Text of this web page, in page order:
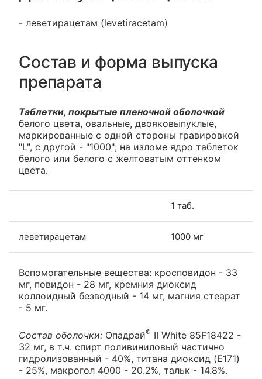
- леветирацетам (levetiracetam)
Состав и форма выпуска
препарата
Таблетки, покрытые пленочной оболочкой
белого цвета, овальные, двояковыпуклые,
маркированные с одной стороны гравировкой
"L", с другой - "1000"; на изломе ядро таблеток
белого или белого с желтоватым оттенком
цвета.
1 таб.
леветирацетам 1000 мг
Вспомогательные вещества: кросповидон - 33
мг, повидон - 28 мг, кремния диоксид
коллоидный безводный - 14 мг, магния стеарат
- 5 мг.
Состав оболочки: Опадрай® II White 85F18422 -
32 мг, в т.ч. спирт поливиниловый частично
гидролизованный - 40%, титана диоксид (E171)
- 25%, макрогол 4000 - 20.2%, тальк - 14.8%.